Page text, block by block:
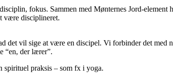
fokus. Sammen med Mønternes Jord-
være disciplineret.
det vil sige at være en discipel. Vi forbinder det
“en, der lærer”.
praksis – som fx i yoga.